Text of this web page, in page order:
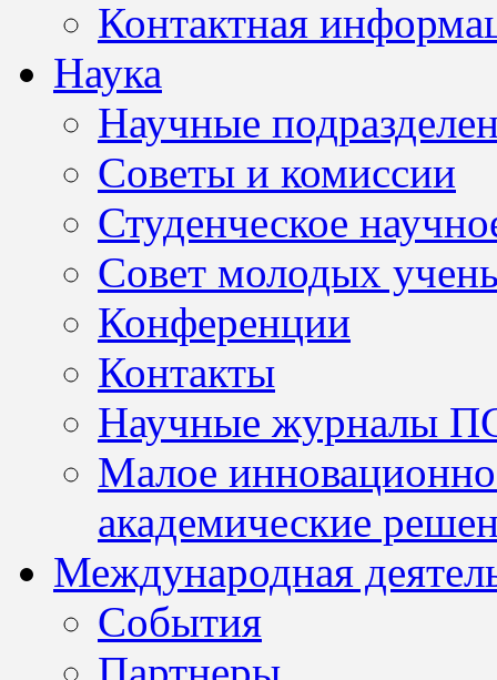
Контактная
Наука
Научные
Советы и комиссии
Студенческое
Совет молодых
Конференции
Контакты
Научные журналы
Малое
академические
Международная
События